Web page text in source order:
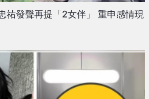
祐發聲再提「2女伴」 重申感情現